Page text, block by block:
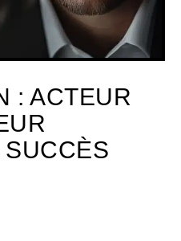
: ACTEUR